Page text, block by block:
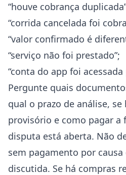
“houve cobrança
“corrida cancelada foi
“valor confirmado é
“serviço não foi prestado”;
“conta do app foi
Pergunte quais
qual o prazo de análise,
provisório e como pagar a
disputa está aberta. Não
sem pagamento por
discutida. Se há compras